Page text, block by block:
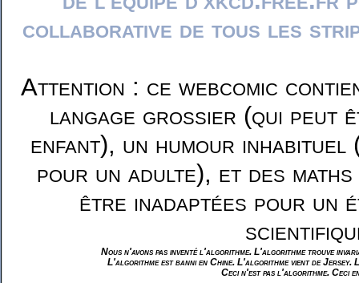
collaborative de tous les
Attention : ce webcomic
langage grossier (qui peut
enfant), un humour inhabituel
pour un adulte), et des maths
être inadaptées pour un
Nous n'avons pas inventé l'algorithme. L'algorithme trouve
L'algorithme est banni en Chine. L'algorithme vient de Jersey.
Ceci n'est pas l'algorithme. Ceci